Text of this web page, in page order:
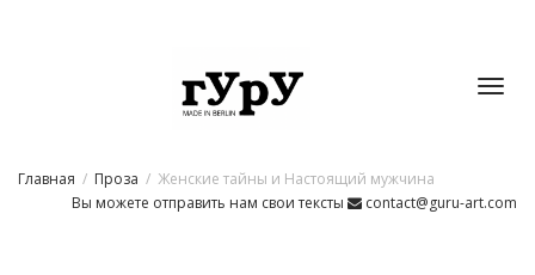
Главная Проза
Женские тайны и Настоящий мужчина
Вы можете отправить нам свои тексты
contact@guru-art.com